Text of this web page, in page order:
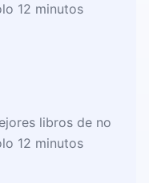
12 minutos
libros de no
12 minutos